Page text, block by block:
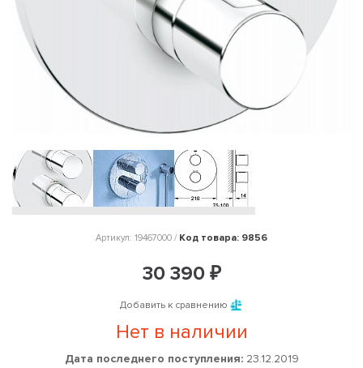
Артикул: 19467000 / Код товара: 9856
30 390 ₽
Добавить к сравнению
Нет в наличии
Дата последнего поступления:23.12.2019